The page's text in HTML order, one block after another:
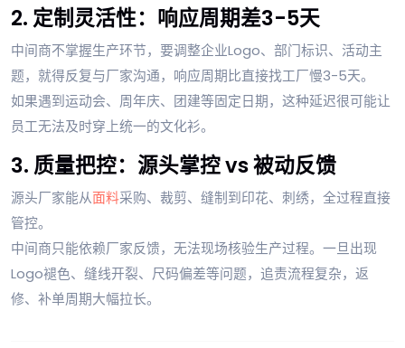
2. 定制灵活性：响应周期差3-5天
中间商不掌握生产环节，要调整企业Logo、部门标识、活动主
题，就得反复与厂家沟通，响应周期比直接找工厂慢3-5天。
如果遇到运动会、周年庆、团建等固定日期，这种延迟很可能让
员工无法及时穿上统一的文化衫。
3. 质量把控：源头掌控 vs 被动反馈
源头厂家能从面料采购、裁剪、缝制到印花、刺绣，全过程直接
管控。
中间商只能依赖厂家反馈，无法现场核验生产过程。一旦出现
Logo褪色、缝线开裂、尺码偏差等问题，追责流程复杂，返
修、补单周期大幅拉长。